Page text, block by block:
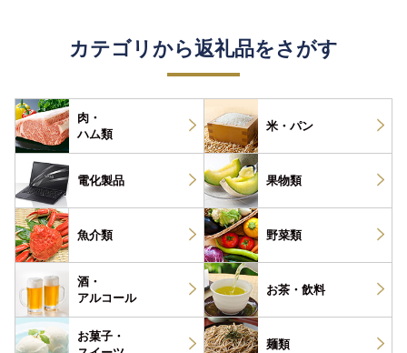
カテゴリから返礼品をさがす
肉・
ハム類
米・パン
電化製品 果物類
魚介類 野菜類
酒・
アルコール
お茶・ 飲料
お菓子・
麺類